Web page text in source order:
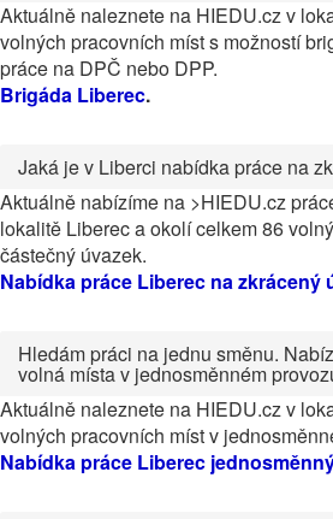
Aktuálně naleznete na HIEDU.cz v
volných pracovních míst s možností
práce na DPČ nebo DPP.
Brigáda Liberec.
Jaká je v Liberci nabídka práce na
Aktuálně nabízíme na >HIEDU.cz
lokalitě Liberec a okolí celkem 86
částečný úvazek.
Nabídka práce Liberec na zkrácený
Hledám práci na jednu směnu.
volná místa v jednosměnném
Aktuálně naleznete na HIEDU.cz v
volných pracovních míst v
Nabídka práce Liberec